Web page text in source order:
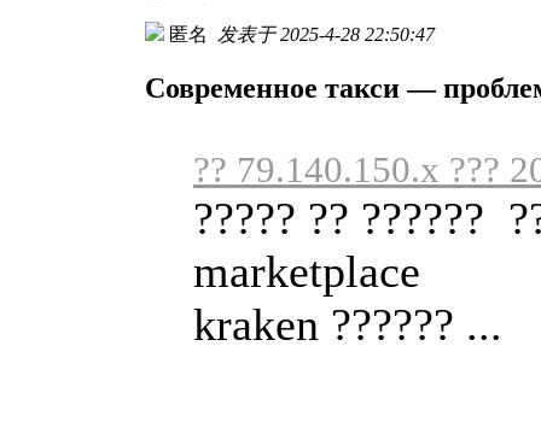
匿名 发表于 2025-4-28 22:50:47
Современное такси —
?? 79.140.150.x ???
????? ?? ??????
marketplace
kraken ?????? ...